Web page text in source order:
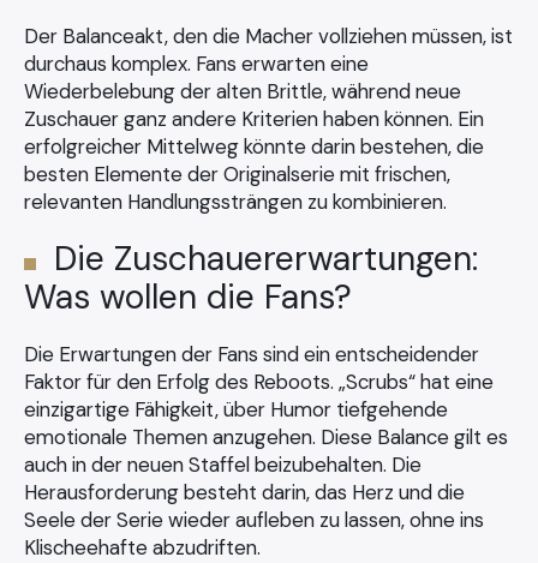
Der Balanceakt, den die Macher vollziehen müssen, ist
durchaus komplex. Fans erwarten eine
Wiederbelebung der alten Brittle, während neue
Zuschauer ganz andere Kriterien haben können. Ein
erfolgreicher Mittelweg könnte darin bestehen, die
besten Elemente der Originalserie mit frischen,
relevanten Handlungssträngen zu kombinieren.
Die Zuschauererwartungen:
Was wollen die Fans?
Die Erwartungen der Fans sind ein entscheidender
Faktor für den Erfolg des Reboots. „Scrubs“ hat eine
einzigartige Fähigkeit, über Humor tiefgehende
emotionale Themen anzugehen. Diese Balance gilt es
auch in der neuen Staffel beizubehalten. Die
Herausforderung besteht darin, das Herz und die
Seele der Serie wieder aufleben zu lassen, ohne ins
Klischeehafte abzudriften.
Search
for: